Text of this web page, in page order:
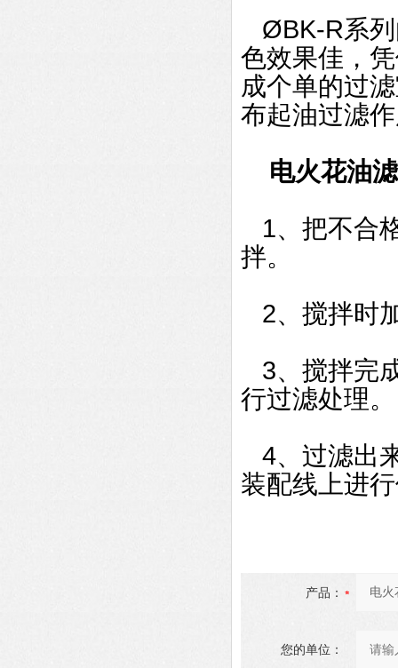
ØBK-R系列
色效果佳，
成个单的过
布起油过滤
电火花油
1、把不合
拌。
2、搅拌时
3、搅拌完
行过滤处理。
4、过滤出
装配线上进
产品：
您的单位：